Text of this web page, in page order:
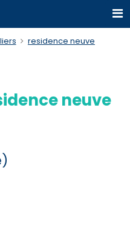
residence neuve
neuve